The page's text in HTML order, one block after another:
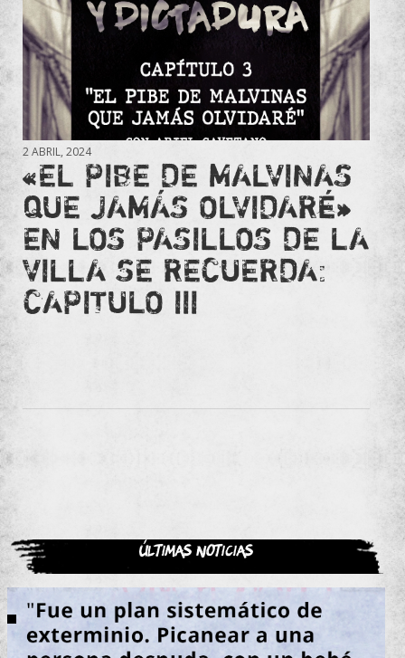
2 ABRIL, 2024
«EL PIBE DE MALVINAS
QUE JAMÁS OLVIDARÉ»
EN LOS PASILLOS DE LA
VILLA SE RECUERDA:
CAPITULO III
Últimas noticias